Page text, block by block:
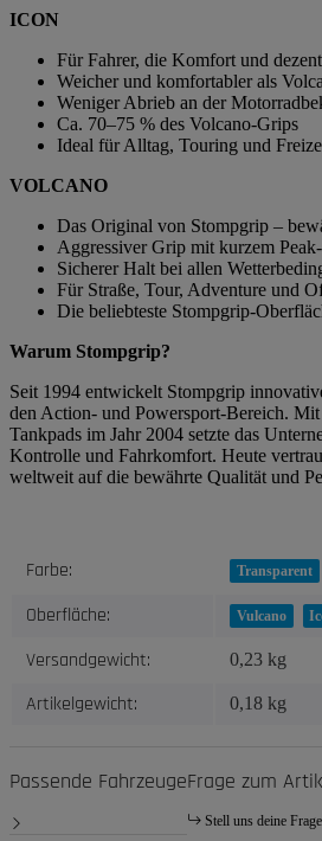
ICON
Für Fahrer, die Komfort und
Weicher und komfortabler als
Weniger Abrieb an der
Ca. 70–75 % des Volcano-Grips
Ideal für Alltag, Touring und
VOLCANO
Das Original von Stompgrip –
Aggressiver Grip mit kurzem
Sicherer Halt bei allen
Für Straße, Tour, Adventure und
Die beliebteste Stompgrip-
Warum Stompgrip?
Seit 1994 entwickelt Stompgrip
den Action- und Powersport-Bereich.
Tankpads im Jahr 2004 setzte das
Kontrolle und Fahrkomfort. Heute
weltweit auf die bewährte Qualität und
Produkteigenschaft
Wert
Farbe: Transparent
Oberfläche: Vulcano
Versandgewicht: 0,23 kg
Artikelgewicht: 0,18 kg
Passende FahrzeugeFrage zum
Stell uns deine Frage